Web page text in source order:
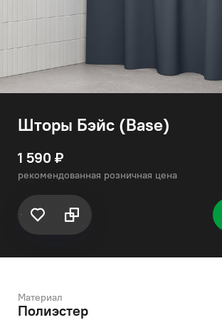
Шторы Бэйс (Base)
1 590 ₽
рекомендованная розничная цена
Материал
Полиэстер